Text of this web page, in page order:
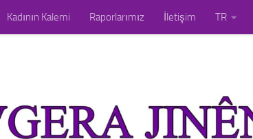
Kadının Kalemi Raporlarımız İletişim TR